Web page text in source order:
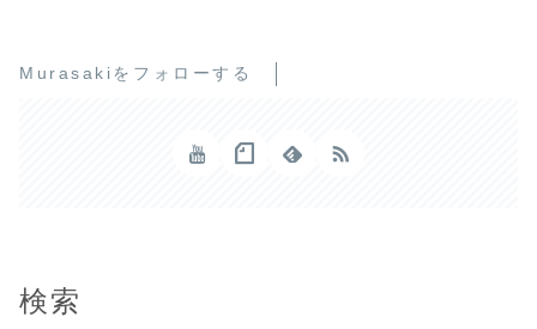
Murasakiをフォローする
検索